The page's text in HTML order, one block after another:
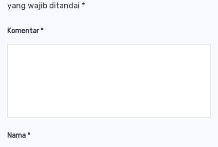
yang wajib ditandai *
Komentar*
Nama*